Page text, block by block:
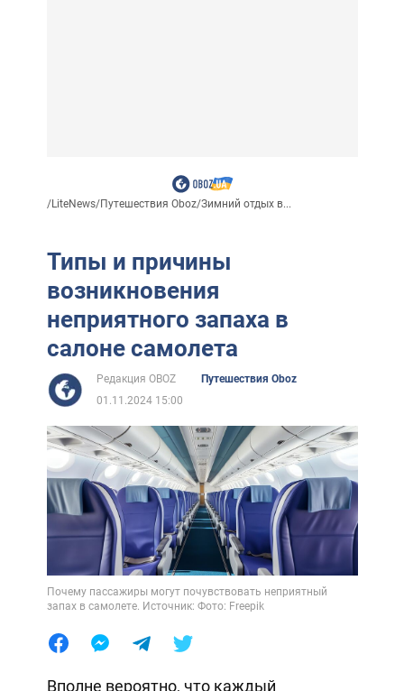
/LiteNews/Путешествия Oboz/Зимний отдых в...
Типы и причины
возникновения
неприятного запаха в
салоне самолета
Редакция OBOZ
Путешествия Oboz
01.11.2024 15:00
Почему пассажиры могут почувствовать неприятный
запах в самолете. Источник: Фото: Freepik
Вполне вероятно, что каждый